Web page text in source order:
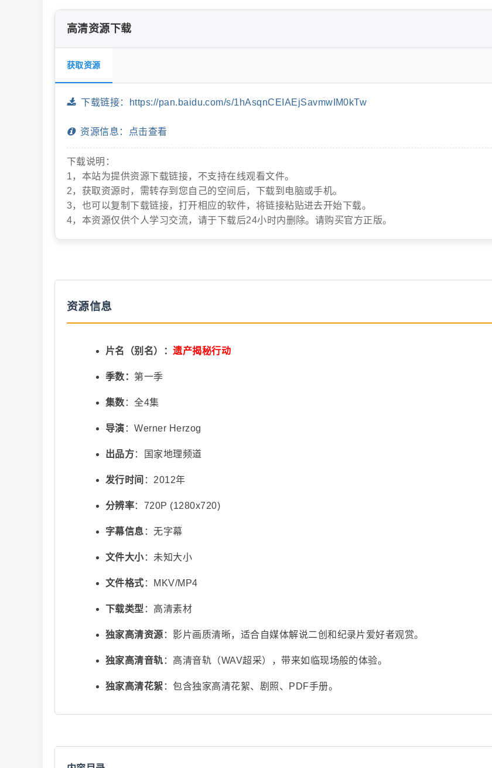
抖
频
高清资源下载
获取资源
下载链接：https://pan.baidu.com/s/1hAsqnCEIAEjSavmwIM0kTw
资源信息：点击查看
下载说明：
1，本站为提供资源下载链接，不支持在线观看文件。
2，获取资源时，需转存到您自己的空间后，下载到电脑或手机。
3，也可以复制下载链接，打开相应的软件，将链接粘贴进去开始下载。
4，本资源仅供个人学习交流，请于下载后24小时内删除。请购买官方正版。
资源信息
片名（别名）：遗产揭秘行动
季数： 第一季
集数 ：全4集
导演 ：Werner Herzog
出品方：国家地理频道
发行时间 ：2012年
分辨率：720P (1280x720)
字幕信息 ：无字幕
文件大小：未知大小
文件格式 ：MKV/MP4
下载类型 ：高清素材
独家高清资源 ：影片画质清晰，适合自媒体解说二创和纪录片爱好者观赏。
独家高清音轨 ：高清音轨（WAV超采），带来如临现场般的体验。
独家高清花絮 ：包含独家高清花絮、剧照、PDF手册。